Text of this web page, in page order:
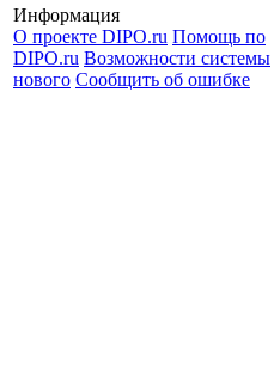
Информация
О проекте DIPO.ru Помощь по
DIPO.ru Возможности системы
нового Сообщить об ошибке